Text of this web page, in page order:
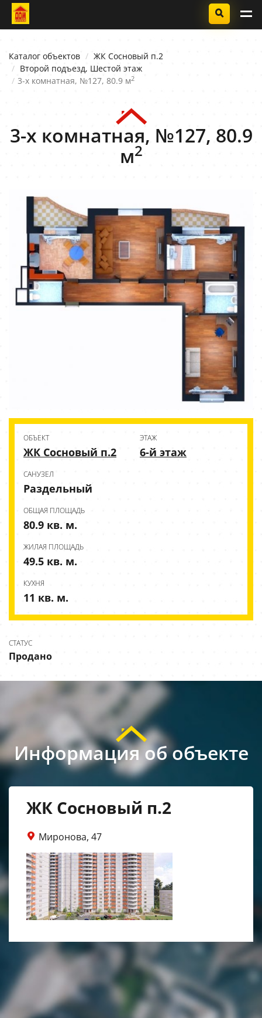
Каталог объектов
ЖК Сосновый п.2
Второй подъезд, Шестой этаж
3-х комнатная, №127, 80.9 м2
3-х комнатная, №127, 80.9
м2
ОБЪЕКТ
ЖК Сосновый п.2
ЭТАЖ
6-й этаж
CАНУЗЕЛ
Раздельный
ОБЩАЯ ПЛОЩАДЬ
80.9 кв. м.
ЖИЛАЯ ПЛОЩАДЬ
49.5 кв. м.
КУХНЯ
11 кв. м.
СТАТУС
Продано
Информация об объекте
ЖК Сосновый п.2
Миронова, 47